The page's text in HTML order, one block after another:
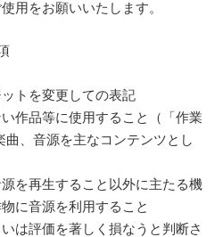
用をお願いいたします。
トを変更しての表記
作品等に使用すること（「作業
、音源を主なコンテンツとし
を再生すること以外に主たる機
に音源を利用すること
は評価を著しく損なうと判断さ